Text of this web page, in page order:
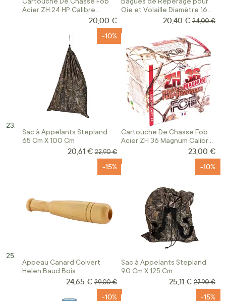
Acier ZH 24 HP Calibre
20,00 €
Oie et Volaille Diamètre 16
Prix Spécial
20,40 € Prix
24,00 €
Sac à Appelants Stepland
65 Cm X 100 Cm
-10%
Prix Spécial
20,61 € Prix normal
22,90 €
Cartouche De Chasse Fob
Acier ZH 36 Magnum Calibre
23,00 €
Appeau Canard Colvert
Helen Baud Bois
-15%
Prix Spécial
24,65 € Prix normal
29,00 €
Sac à Appelants Stepland
90 Cm X 125 Cm
-10%
Prix Spécial
25,11 € Prix
27,90 €
-10% -15%